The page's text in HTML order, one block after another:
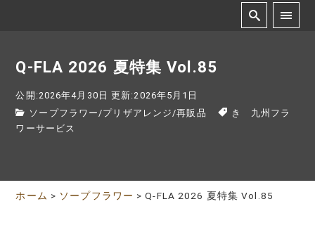
Q-FLA 2026 夏特集 Vol.85
公開:2026年4月30日 更新:2026年5月1日
ソープフラワー /プリザアレンジ /再販品
き 九州フラ
ワーサービス
ホーム > ソープフラワー >Q-FLA 2026 夏特集 Vol.85